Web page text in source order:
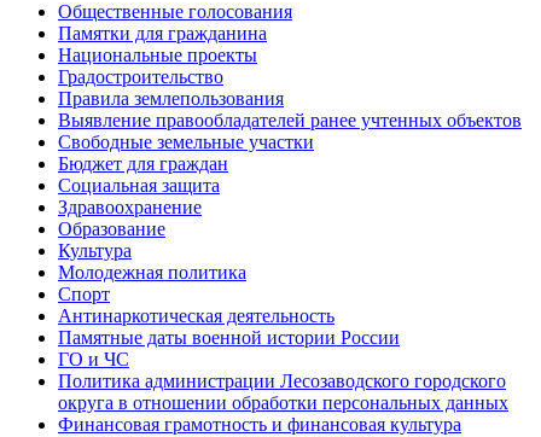
Общественные голосования
Памятки для гражданина
Национальные проекты
Градостроительство
Правила землепользования
Выявление правообладателей ранее учтенных объектов
Свободные земельные участки
Бюджет для граждан
Социальная защита
Здравоохранение
Образование
Культура
Молодежная политика
Спорт
Антинаркотическая деятельность
Памятные даты военной истории России
ГО и ЧС
Политика администрации Лесозаводского городского
округа в отношении обработки персональных данных
Финансовая грамотность и финансовая культура